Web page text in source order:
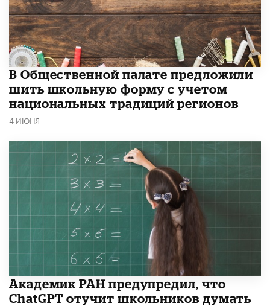
В Общественной палате предложили
шить школьную форму с учетом
национальных традиций регионов
4 ИЮНЯ
Академик РАН предупредил, что
ChatGPT отучит школьников думать